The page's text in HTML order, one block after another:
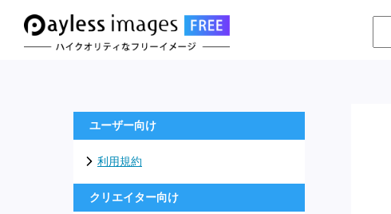
ユーザー向け
利用規約
クリエイター向け